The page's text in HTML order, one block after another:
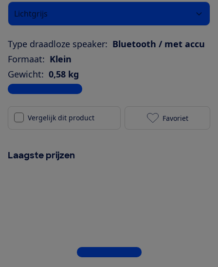
Lichtgrijs
Type draadloze speaker: Bluetooth / met accu
Formaat: Klein
Gewicht: 0,58 kg
Bekijk alle specificaties
Vergelijk dit product Fresh 'n
Favoriet
Laagste prijzen
Bekijk alle 5 winkels